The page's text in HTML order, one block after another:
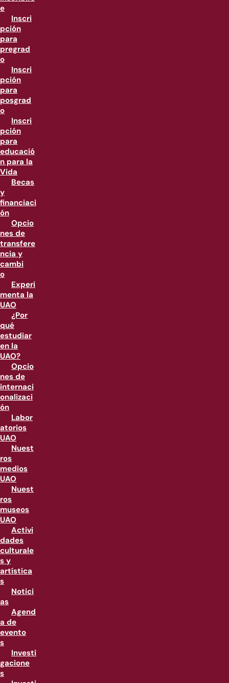
e
Inscri
pción
para
pregrad
o
Inscri
pción
para
posgrad
o
Inscri
pción
para
educació
n para la
Vida
Becas
y
financiaci
ón
Opcio
nes de
transfere
ncia y
cambi
o
Experi
menta la
UAO
¿Por
qué
estudiar
en la
UAO?
Opcio
nes de
internaci
onalizaci
ón
Labor
atorios
UAO
Nuest
ros
medios
UAO
Nuest
ros
museos
UAO
Activi
dades
culturale
s y
artística
s
Notici
as
Agend
a de
evento
s
Investi
gacione
s